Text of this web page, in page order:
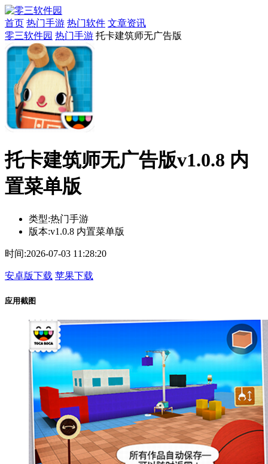
首页 热门手游 热门软件 文章资讯
零三软件园 热门手游 托卡建筑师无广告版
托卡建筑师无广告版v1.0.8 内
置菜单版
类型:热门手游
版本:v1.0.8 内置菜单版
时间:2026-07-03 11:28:20
安卓版下载 苹果下载
应用截图